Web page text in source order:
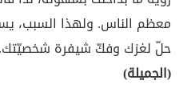
معظم الناس. ولهذا السبب،
حلّ لغزك وفكّ شيفرة شخصيّتك.
(الجميلة)